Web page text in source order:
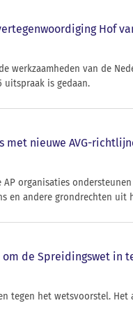
Hof
werkzaamheden van de
uitspraak is gedaan.
nieuwe AVG-
organisaties
en andere grondrechten uit
de Spreidingswet in
tegen het wetsvoorstel.